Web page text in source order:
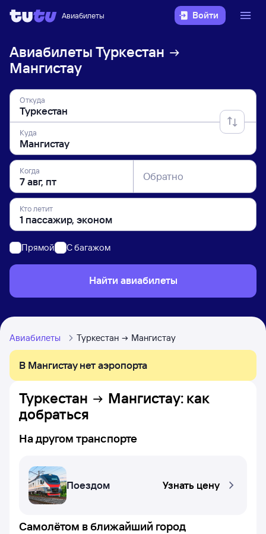
Авиабилеты Войти
Авиабилеты Туркестан
Мангистау
Откуда
Куда
Когда Обратно
Кто летит
Прямой C багажом
Найти авиабилеты
Авиабилеты Туркестан Мангистау
В Мангистау нет аэропорта
Туркестан Мангистау: как
добраться
На другом транспорте
Поездом Узнать цену
Самолётом в ближайший город